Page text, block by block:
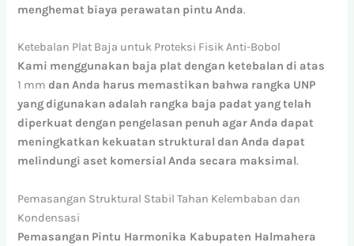
menghemat biaya perawatan pintu Anda.
Ketebalan Plat Baja untuk Proteksi Fisik Anti-Bobol
Kami menggunakan baja plat dengan ketebalan di atas
1 mm dan Anda harus memastikan bahwa rangka UNP
yang digunakan adalah rangka baja padat yang telah
diperkuat dengan pengelasan penuh agar Anda dapat
meningkatkan kekuatan struktural dan Anda dapat
melindungi aset komersial Anda secara maksimal.
Pemasangan Struktural Stabil Tahan Kelembaban dan
Kondensasi
Pemasangan Pintu Harmonika Kabupaten Halmahera